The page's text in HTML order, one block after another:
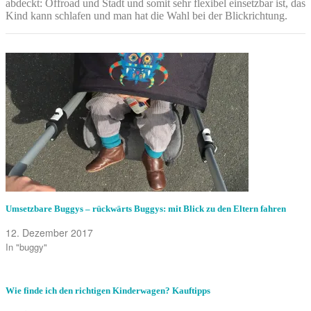
abdeckt: Offroad und Stadt und somit sehr flexibel einsetzbar ist, das
Kind kann schlafen und man hat die Wahl bei der Blickrichtung.
Umsetzbare Buggys – rückwärts Buggys: mit Blick zu den Eltern fahren
12. Dezember 2017
In "buggy"
Wie finde ich den richtigen Kinderwagen? Kauftipps